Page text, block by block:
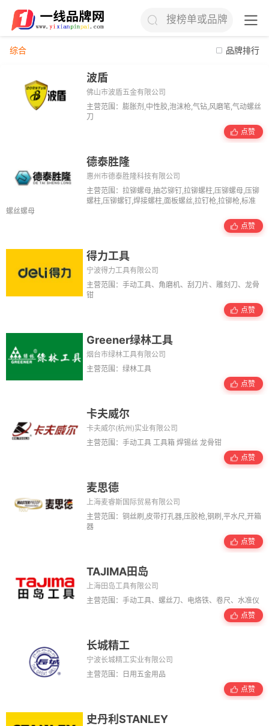
搜榜单或品牌
品牌排行
综合
波盾
佛山市波盾五金有限公司
主营范围：膨胀剂,中性胶,泡沫枪,气钻,风磨笔,气动螺丝
刀
点赞
德泰胜隆
惠州市德泰胜隆科技有限公司
主营范围：拉铆螺母,抽芯铆钉,拉铆螺柱,压铆螺母,压铆
螺柱,压铆螺钉,焊接螺柱,面板螺丝,拉钉枪,拉铆枪,标准
螺丝螺母
点赞
得力工具
宁波得力工具有限公司
主营范围：手动工具、角磨机、刮刀片、雕刻刀、龙骨
钳
点赞
Greener绿林工具
烟台市绿林工具有限公司
主营范围：绿林工具
点赞
卡夫威尔
卡夫威尔(杭州)实业有限公司
主营范围：手动工具 工具箱 焊锡丝 龙骨钳
点赞
麦思德
上海麦睿斯国际贸易有限公司
主营范围：铜丝刷,皮带打孔器,压胶枪,钢刷,平水尺,开箱
器
点赞
TAJIMA田岛
上海田岛工具有限公司
主营范围：手动工具、螺丝刀、电烙铁、卷尺、水准仪
点赞
长城精工
宁波长城精工实业有限公司
主营范围：日用五金用品
点赞
史丹利STANLEY